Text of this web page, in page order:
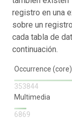
registro en una
sobre un
cada tabla de
continuación.
Occurrence (core)
353844
Multimedia
6869